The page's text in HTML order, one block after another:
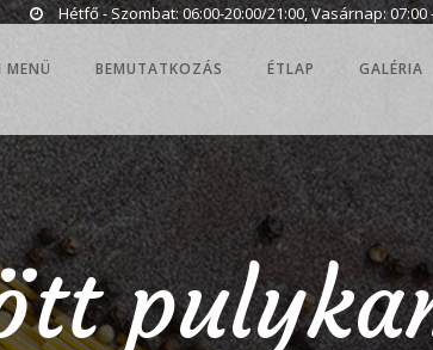
Hétfő - Szombat: 06:00-20:00/21:00, Vasárnap: 07:00
MENÜ BEMUTATKOZÁS ÉTLAP GALÉRIA